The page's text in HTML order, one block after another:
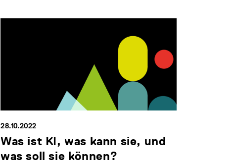
28.10.2022
Was ist KI, was kann sie, und
was soll sie können?